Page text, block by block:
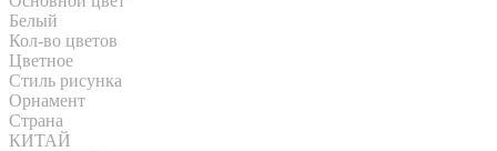
Белый
Кол-во цветов
Цветное
Стиль рисунка
Орнамент
Страна
КИТАЙ